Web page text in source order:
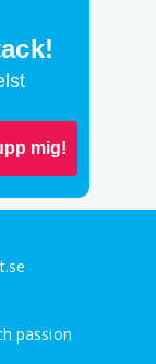
mig!
passion